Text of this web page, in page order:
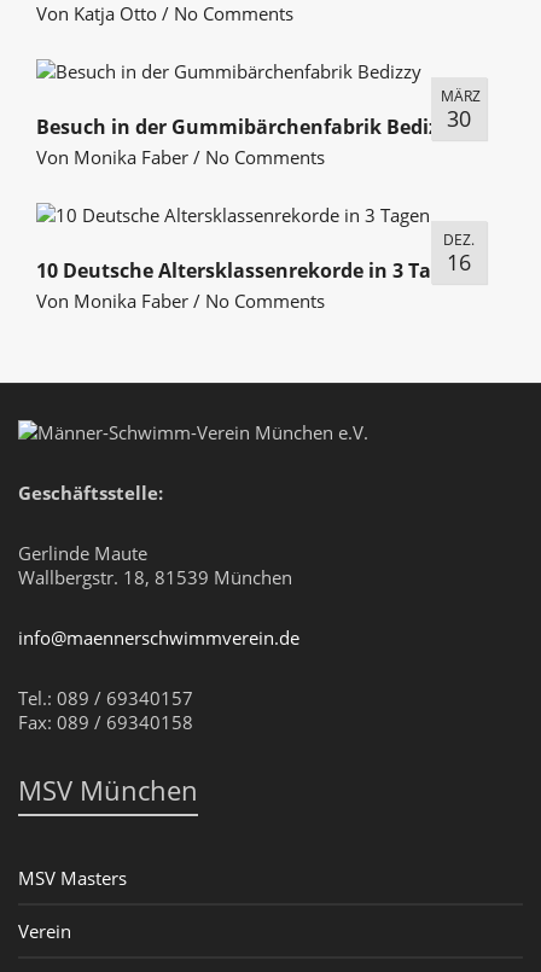
Von Katja Otto / No Comments
MÄRZ
30
Besuch in der Gummibärchenfabrik Bedizzy
Von Monika Faber / No Comments
DEZ.
16
10 Deutsche Altersklassenrekorde in 3 Tagen
Von Monika Faber / No Comments
Geschäftsstelle:
Gerlinde Maute
Wallbergstr. 18, 81539 München
info@maennerschwimmverein.de
Tel.: 089 / 69340157
Fax: 089 / 69340158
MSV München
MSV Masters
Verein